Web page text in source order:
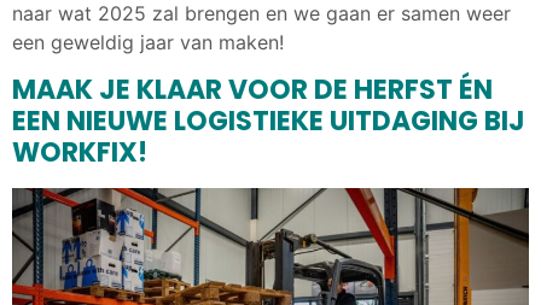
naar wat 2025 zal brengen en we gaan er samen weer
een geweldig jaar van maken!
MAAK JE KLAAR VOOR DE HERFST ÉN
EEN NIEUWE LOGISTIEKE UITDAGING BIJ
WORKFIX!